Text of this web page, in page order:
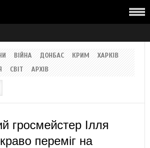
ВІЙНА ДОНБАС КРИМ
ХАРКІВ
СВІТ АРХІВ
гросмейстер Ілля
переміг на